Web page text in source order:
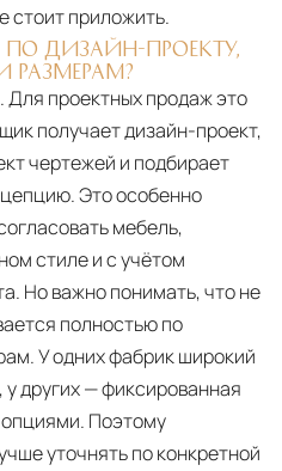
стоит приложить.
ДИЗАЙН-ПРОЕКТУ,
Для проектных продаж это
получает дизайн-проект,
чертежей и подбирает
Это особенно
мебель,
стиле и с учётом
Но важно понимать, что не
полностью по
У одних фабрик широкий
других — фиксированная
Поэтому
уточнять по конкретной